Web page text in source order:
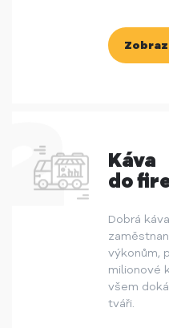
Káva
do
Dobrá
výkonům,
milionové
všem
tváři.